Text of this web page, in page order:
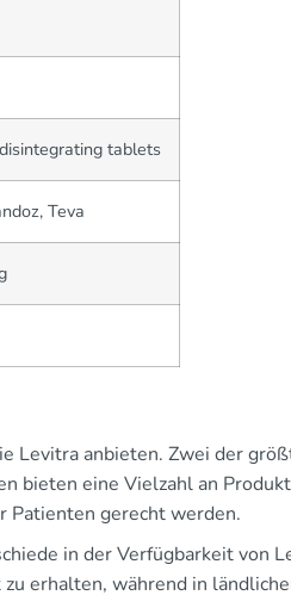
tablets
Teva
Levitra anbieten. Zwei der
bieten eine Vielzahl an
Patienten gerecht werden.
in der Verfügbarkeit von
erhalten, während in